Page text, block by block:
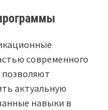
современного
актуальную
навыки в